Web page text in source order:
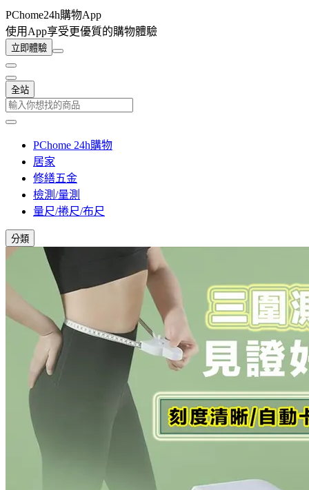
PChome24h購物App
使用App享受更優質的購物體驗
立即體驗
全站
PChome 24h購物
居家
修繕五金
檢測/量測
量尺/捲尺/布尺
分類